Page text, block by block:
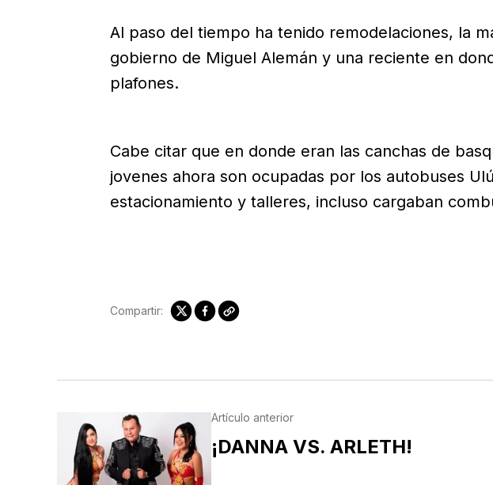
Al paso del tiempo ha tenido remodelaciones, la
gobierno de Miguel Alemán y una reciente en
plafones.
Cabe citar que en donde eran las canchas de
jovenes ahora son ocupadas por los autobuses
estacionamiento y talleres, incluso cargaban
Compartir:
Artículo anterior
¡DANNA VS. ARLETH!